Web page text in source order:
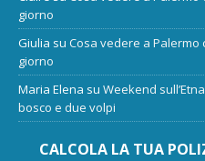
giorno
Giulia su Cosa vedere a Palermo
giorno
Maria Elena su Weekend
bosco e due volpi
CALCOLA LA TUA